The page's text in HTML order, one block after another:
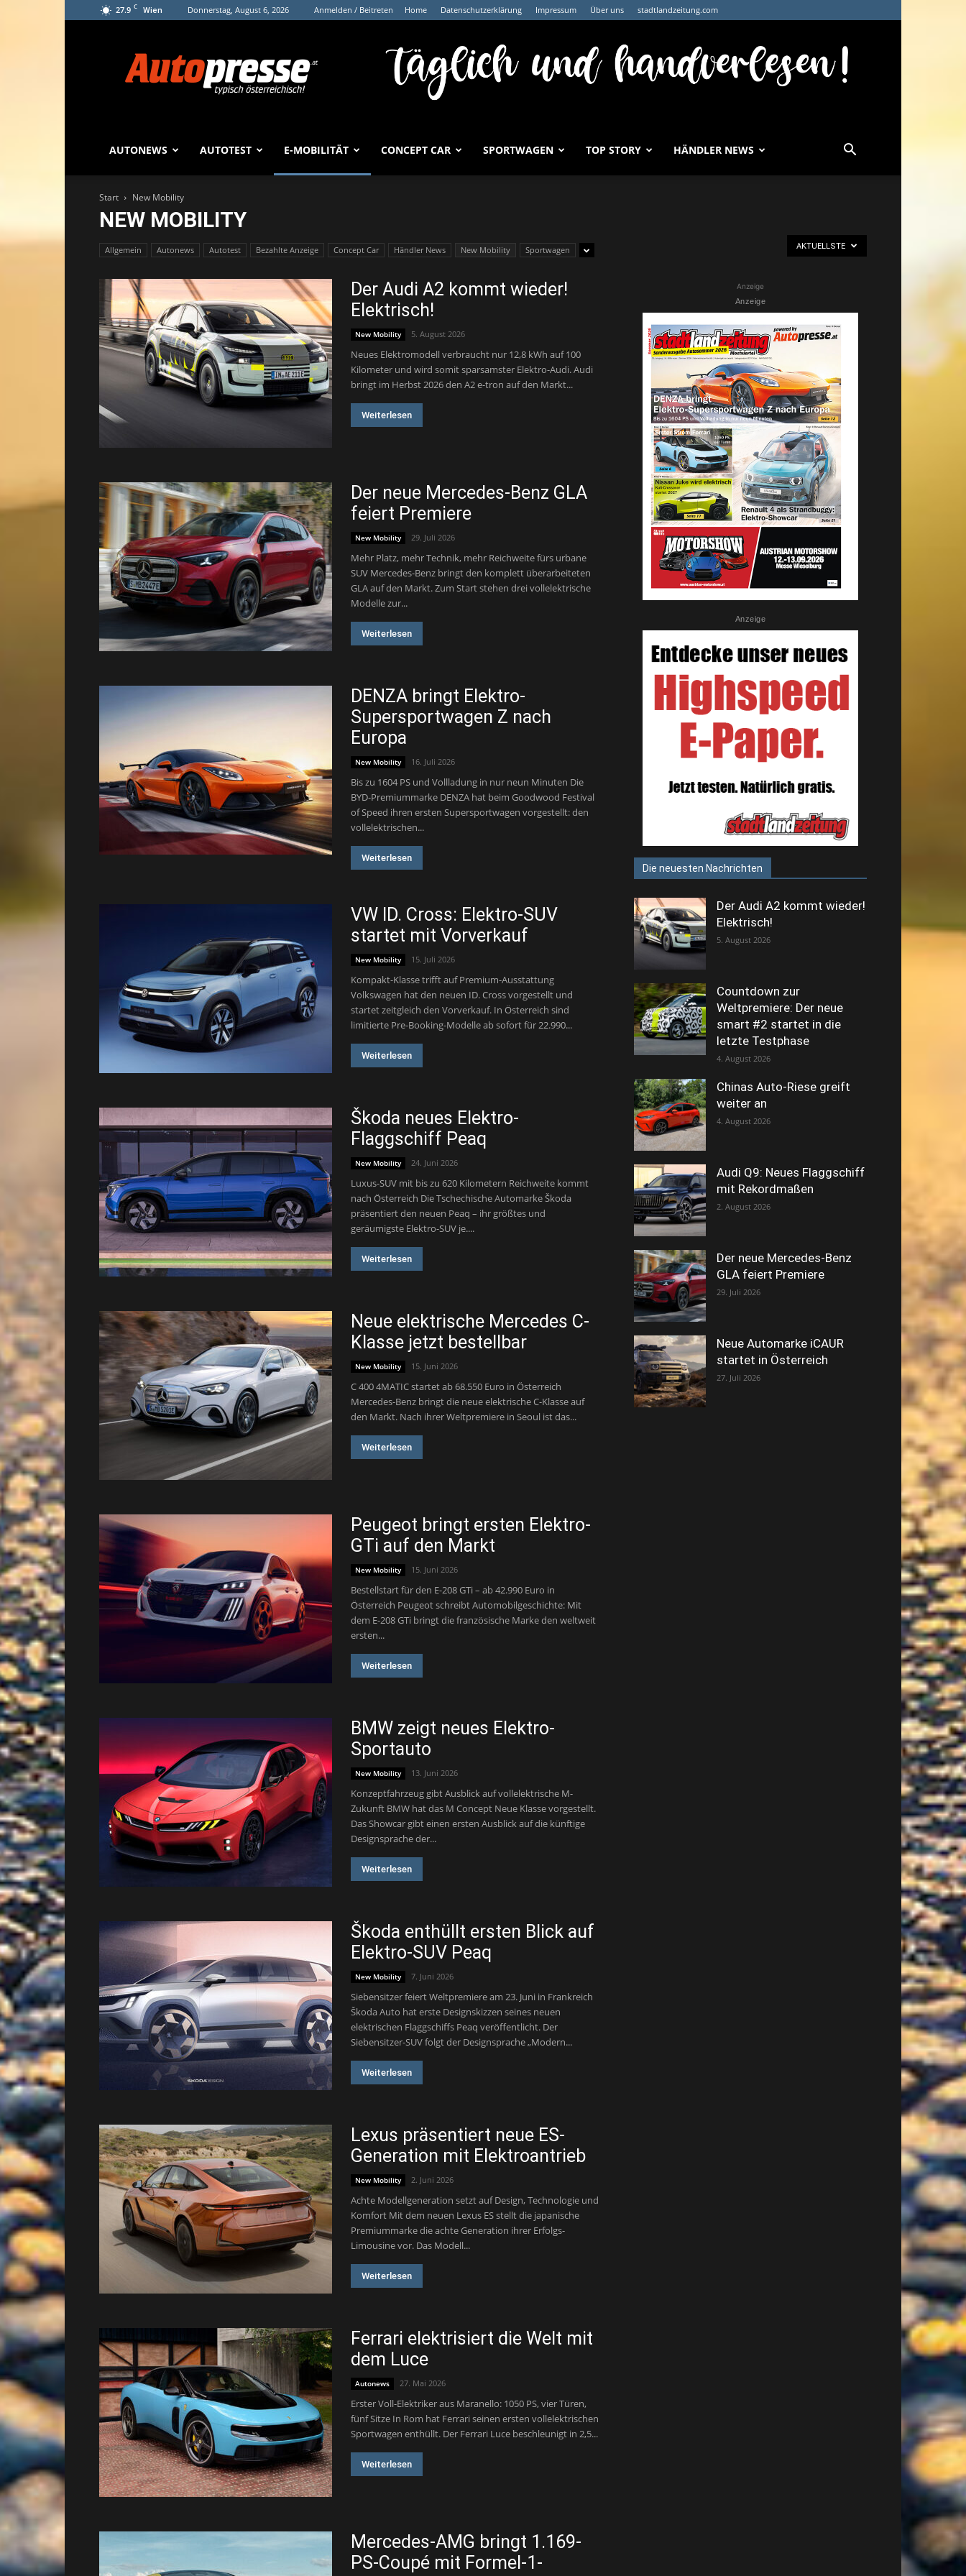
27.9 C Wien Donnerstag, August 6, 2026 Anmelden / Beitreten Home Datenschutzerklärung Impressum Über uns stadtlandzeitung.com
AUTONEWS AUTOTEST E-MOBILITÄT CONCEPT CAR SPORTWAGEN TOP STORY HÄNDLER NEWS
Start New Mobility
NEW MOBILITY
Allgemein Autonews Autotest Bezahlte Anzeige Concept Car Händler News New Mobility Sportwagen AKTUELLSTE
Der Audi A2 kommt wieder!
Elektrisch!
New Mobility 5. August 2026
Neues Elektromodell verbraucht nur 12,8 kWh auf 100
Kilometer und wird somit sparsamster Elektro-Audi. Audi
bringt im Herbst 2026 den A2 e-tron auf den Markt...
Weiterlesen
Der neue Mercedes-Benz GLA
feiert Premiere
New Mobility 29. Juli 2026
Mehr Platz, mehr Technik, mehr Reichweite fürs urbane
SUV Mercedes-Benz bringt den komplett überarbeiteten
GLA auf den Markt. Zum Start stehen drei vollelektrische
Modelle zur...
Weiterlesen
DENZA bringt Elektro-
Supersportwagen Z nach
Europa
New Mobility 16. Juli 2026
Bis zu 1604 PS und Vollladung in nur neun Minuten Die
BYD-Premiummarke DENZA hat beim Goodwood Festival
of Speed ihren ersten Supersportwagen vorgestellt: den
vollelektrischen...
Weiterlesen
VW ID. Cross: Elektro-SUV
startet mit Vorverkauf
New Mobility 15. Juli 2026
Kompakt-Klasse trifft auf Premium-Ausstattung
Volkswagen hat den neuen ID. Cross vorgestellt und
startet zeitgleich den Vorverkauf. In Österreich sind
limitierte Pre-Booking-Modelle ab sofort für 22.990...
Weiterlesen
Škoda neues Elektro-
Flaggschiff Peaq
New Mobility 24. Juni 2026
Luxus-SUV mit bis zu 620 Kilometern Reichweite kommt
nach Österreich Die Tschechische Automarke Škoda
präsentiert den neuen Peaq – ihr größtes und
geräumigste Elektro-SUV je....
Weiterlesen
Neue elektrische Mercedes C-
Klasse jetzt bestellbar
New Mobility 15. Juni 2026
C 400 4MATIC startet ab 68.550 Euro in Österreich
Mercedes-Benz bringt die neue elektrische C-Klasse auf
den Markt. Nach ihrer Weltpremiere in Seoul ist das...
Weiterlesen
Peugeot bringt ersten Elektro-
GTi auf den Markt
New Mobility 15. Juni 2026
Bestellstart für den E-208 GTi – ab 42.990 Euro in
Österreich Peugeot schreibt Automobilgeschichte: Mit
dem E-208 GTi bringt die französische Marke den weltweit
ersten...
Weiterlesen
BMW zeigt neues Elektro-
Sportauto
New Mobility 13. Juni 2026
Konzeptfahrzeug gibt Ausblick auf vollelektrische M-
Zukunft BMW hat das M Concept Neue Klasse vorgestellt.
Das Showcar gibt einen ersten Ausblick auf die künftige
Designsprache der...
Weiterlesen
Škoda enthüllt ersten Blick auf
Elektro-SUV Peaq
New Mobility 7. Juni 2026
Siebensitzer feiert Weltpremiere am 23. Juni in Frankreich
Škoda Auto hat erste Designskizzen seines neuen
elektrischen Flaggschiffs Peaq veröffentlicht. Der
Siebensitzer-SUV folgt der Designsprache „Modern...
Weiterlesen
Lexus präsentiert neue ES-
Generation mit Elektroantrieb
New Mobility 2. Juni 2026
Achte Modellgeneration setzt auf Design, Technologie und
Komfort Mit dem neuen Lexus ES stellt die japanische
Premiummarke die achte Generation ihrer Erfolgs-
Limousine vor. Das Modell...
Weiterlesen
Ferrari elektrisiert die Welt mit
dem Luce
Autonews 27. Mai 2026
Erster Voll-Elektriker aus Maranello: 1050 PS, vier Türen,
fünf Sitze In Rom hat Ferrari seinen ersten vollelektrischen
Sportwagen enthüllt. Der Ferrari Luce beschleunigt in 2,5...
Weiterlesen
Mercedes-AMG bringt 1.169-
PS-Coupé mit Formel-1-
Anzeige
Anzeige
Anzeige
Die neuesten Nachrichten
Der Audi A2 kommt wieder!
Elektrisch!
5. August 2026
Countdown zur
Weltpremiere: Der neue
smart #2 startet in die
letzte Testphase
4. August 2026
Chinas Auto-Riese greift
weiter an
4. August 2026
Audi Q9: Neues Flaggschiff
mit Rekordmaßen
2. August 2026
Der neue Mercedes-Benz
GLA feiert Premiere
29. Juli 2026
Neue Automarke iCAUR
startet in Österreich
27. Juli 2026